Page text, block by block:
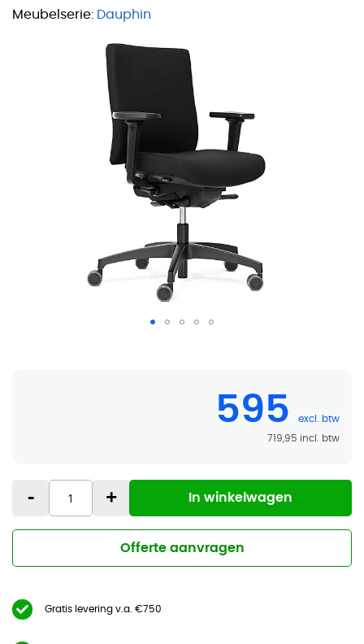
Meubelserie: Dauphin
Dauphin @Just NPR bureaustoel
595
719,95
- + In winkelwagen
Offerte aanvragen
Gratis levering v.a. €750